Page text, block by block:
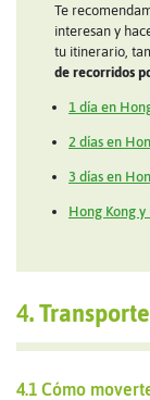
Te
interesan y
tu itinerario,
de recorridos
1 día en
2 días en
3 días en
Hong Kong y
4.
4.1 Cómo